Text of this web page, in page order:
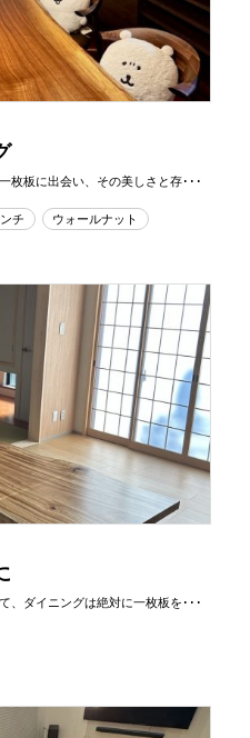
枚板に出会い、その美しさと存･･･
チ ウォールナット
、ダイニングは絶対に一枚板を･･･